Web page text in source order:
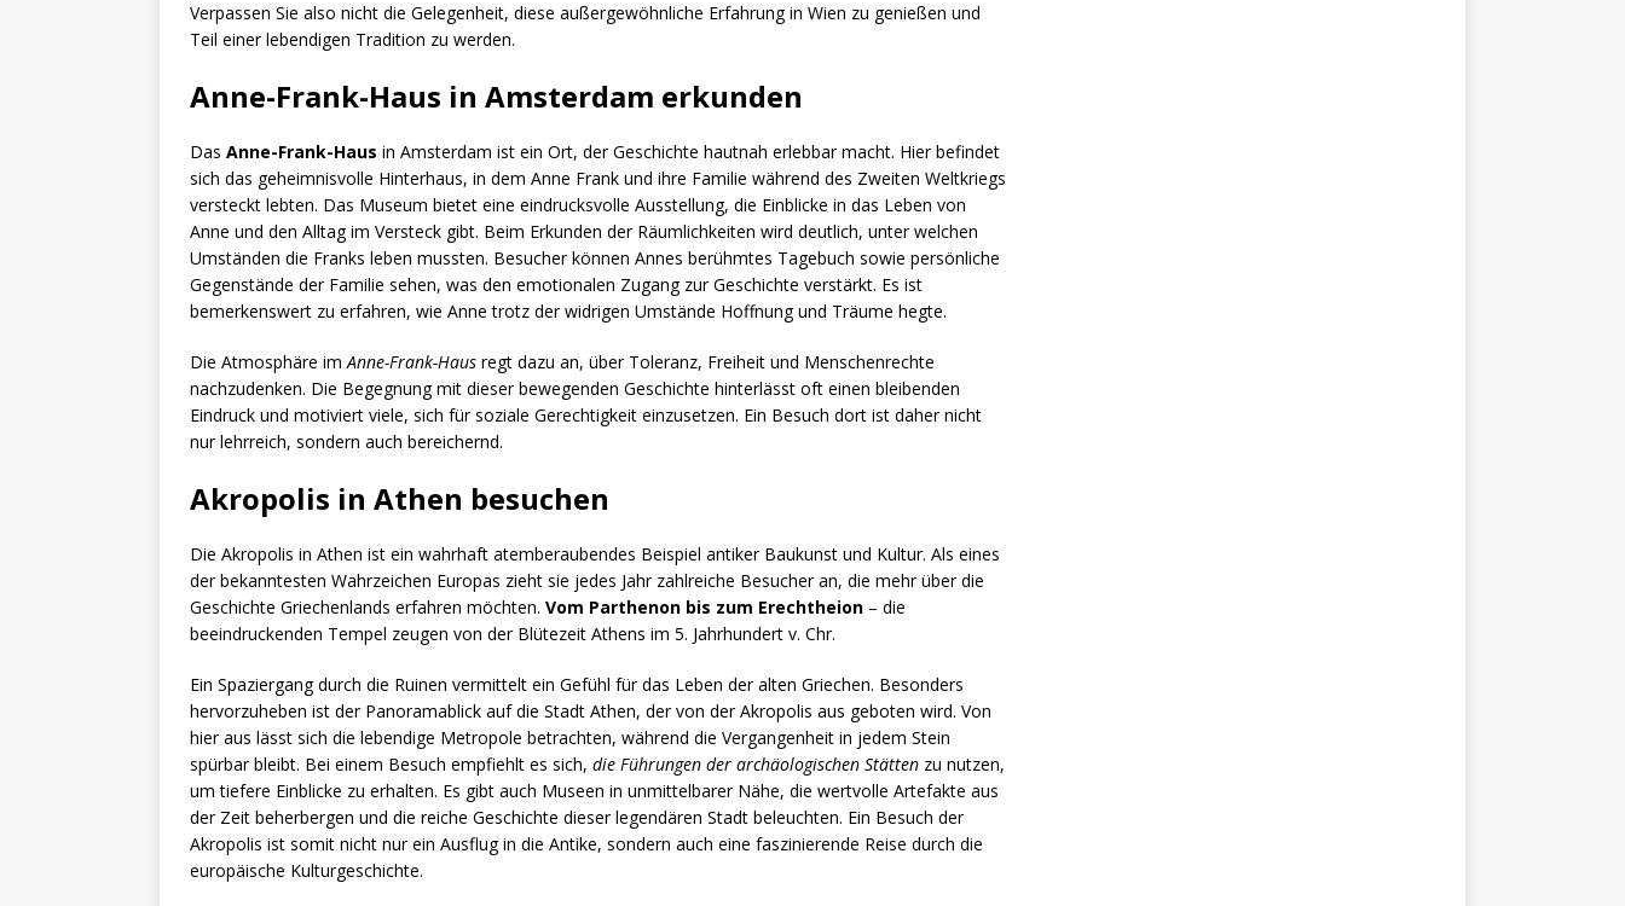
Verpassen Sie also nicht die Gelegenheit, diese außergewöhnliche Erfahrung in Wien zu genießen und
Teil einer lebendigen Tradition zu werden.
Anne-Frank-Haus in Amsterdam erkunden
Das Anne-Frank-Haus in Amsterdam ist ein Ort, der Geschichte hautnah erlebbar macht. Hier befindet
sich das geheimnisvolle Hinterhaus, in dem Anne Frank und ihre Familie während des Zweiten Weltkriegs
versteckt lebten. Das Museum bietet eine eindrucksvolle Ausstellung, die Einblicke in das Leben von
Anne und den Alltag im Versteck gibt. Beim Erkunden der Räumlichkeiten wird deutlich, unter welchen
Umständen die Franks leben mussten. Besucher können Annes berühmtes Tagebuch sowie persönliche
Gegenstände der Familie sehen, was den emotionalen Zugang zur Geschichte verstärkt. Es ist
bemerkenswert zu erfahren, wie Anne trotz der widrigen Umstände Hoffnung und Träume hegte.
Die Atmosphäre imAnne-Frank-Haus regt dazu an, über Toleranz, Freiheit und Menschenrechte
nachzudenken. Die Begegnung mit dieser bewegenden Geschichte hinterlässt oft einen bleibenden
Eindruck und motiviert viele, sich für soziale Gerechtigkeit einzusetzen. Ein Besuch dort ist daher nicht
nur lehrreich, sondern auch bereichernd.
Akropolis in Athen besuchen
Die Akropolis in Athen ist ein wahrhaft atemberaubendes Beispiel antiker Baukunst und Kultur. Als eines
der bekanntesten Wahrzeichen Europas zieht sie jedes Jahr zahlreiche Besucher an, die mehr über die
Geschichte Griechenlands erfahren möchten. Vom Parthenon bis zum Erechtheion – die
beeindruckenden Tempel zeugen von der Blütezeit Athens im 5. Jahrhundert v. Chr.
Ein Spaziergang durch die Ruinen vermittelt ein Gefühl für das Leben der alten Griechen. Besonders
hervorzuheben ist der Panoramablick auf die Stadt Athen, der von der Akropolis aus geboten wird. Von
hier aus lässt sich die lebendige Metropole betrachten, während die Vergangenheit in jedem Stein
spürbar bleibt. Bei einem Besuch empfiehlt es sich, die Führungen der archäologischen Stätten zu nutzen,
um tiefere Einblicke zu erhalten. Es gibt auch Museen in unmittelbarer Nähe, die wertvolle Artefakte aus
der Zeit beherbergen und die reiche Geschichte dieser legendären Stadt beleuchten. Ein Besuch der
Akropolis ist somit nicht nur ein Ausflug in die Antike, sondern auch eine faszinierende Reise durch die
europäische Kulturgeschichte.